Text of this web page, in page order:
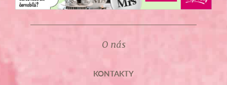
O nás
KONTAKTY